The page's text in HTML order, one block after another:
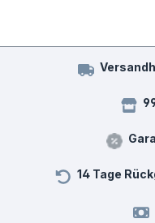
14 Tage